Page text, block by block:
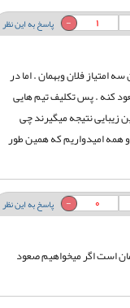
پاسخ به این نظر 1
فلان وبهمان . اما در
کنه . پس تکلیف تیم هایی
زیبایی نتیجه میگیرند چی
امیدواریم که همین طور
پاسخ به این نظر 0
است اگر میخواهیم صعود